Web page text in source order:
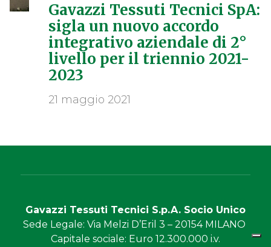
Gavazzi Tessuti Tecnici SpA:
sigla un nuovo accordo
integrativo aziendale di 2°
livello per il triennio 2021-
2023
21 maggio 2021
Gavazzi Tessuti Tecnici S.p.A. Socio Unico
Sede Legale: Via Melzi D’Eril 3 – 20154 MILANO
Capitale sociale: Euro 12.300.000 i.v.